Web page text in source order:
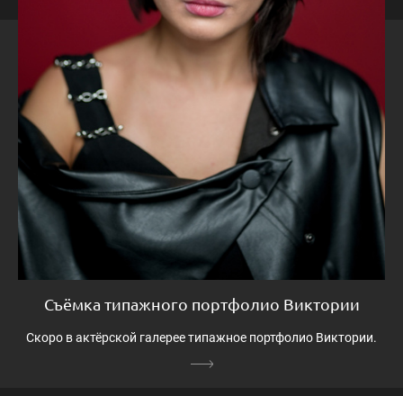
Съёмка типажного портфолио Виктории
Скоро в актёрской галерее типажное портфолио Виктории.